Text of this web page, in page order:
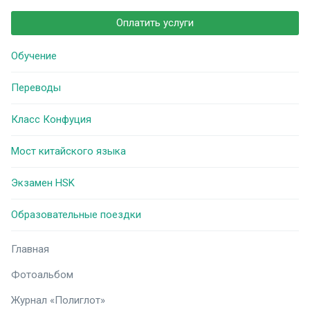
Оплатить услуги
Обучение
Переводы
Класс Конфуция
Мост китайского языка
Экзамен HSK
Образовательные поездки
Главная
Фотоальбом
Журнал «Полиглот»